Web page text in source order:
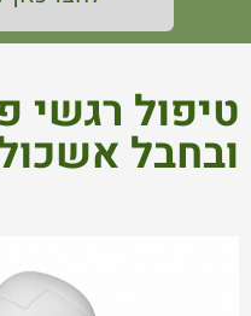
טיפול רגשי
ובחבל